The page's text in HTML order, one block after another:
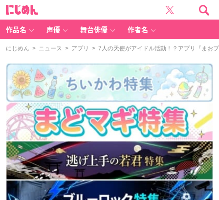
作品名 声優 舞台俳優 作者名
にじめん > ニュース > アプリ > 7人の天使がアイドル活動！？アプリ『まお